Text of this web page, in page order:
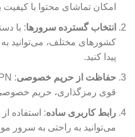
امکان تماشای محتوا با کیفیت
انتخاب گسترده سرورها: با
کشورهای مختلف، می‌توانید به
پیدا کنید.
حفاظت از حریم خصوصی
قوی رمزگذاری، حریم
رابط کاربری ساده
می‌توانید به راحتی به سرور